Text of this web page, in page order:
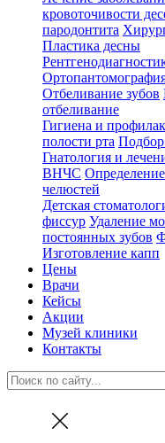
кровоточивости
пародонтита
Пластика десны
Отбеливание зубов
отбеливание
Гигиена и
полости рта Подбор
Гнатология и
ВНЧС
челюстей
Детская
фиссур Удаление
постоянных зубов
Изготовление капп
Цены
Врачи
Кейсы
Акции
Музей клиники
Контакты